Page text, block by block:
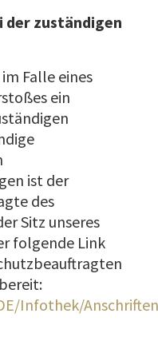
der zuständigen
Falle eines
ein
ist der
des
Sitz unseres
folgende Link
Infothek/